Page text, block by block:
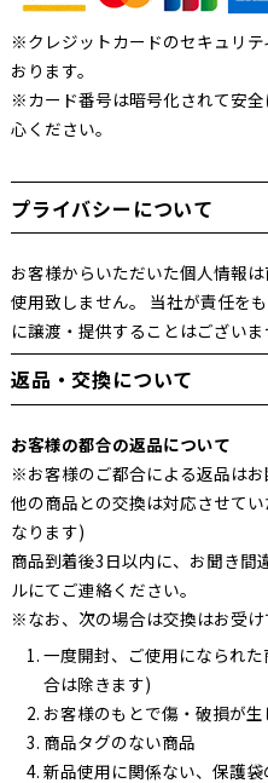
※クレジットカードのセキュリ
おります。
※カード番号は暗号化されて安
心ください。
プライバシーについて
お客様からいただいた個人情報
使用致しません。 当社が責任を
に譲渡・提供することはございま
返品・交換について
お客様の都合の返品について
※お客様のご都合による返品はお
他の商品との交換は対応させて
なります)
商品到着後3日以内に、お聞き間
ルにてご連絡ください。
※なお、次の場合は交換はお受け
一度開封、ご使用になられ
合は除きます)
お客様のもとで傷・破損が生
商品タグのない商品
新品使用に関係ない、保護